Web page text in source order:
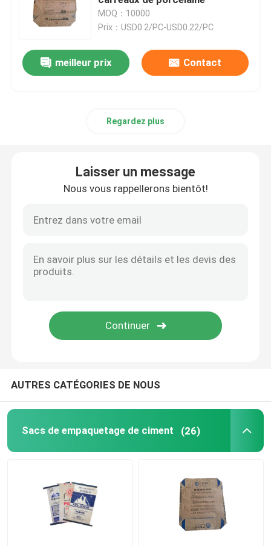
Sacs en papier de Multiwall
Sacs enormes de ciment
Sacs de empaquetage d'alimentation des animaux
Sac de emballage d'engrais
BOPP a stratifié les sacs tissés par pp
Sacs de soupapes en PE
EVA sac à fondue basse
MOQ：10000
Prix：USD0.2/PC-USD0.22/PC
meilleur prix Contact
Regardez plus
Laisser un message
Nous vous rappellerons bientôt!
AUTRES CATÉGORIES DE NOUS
Sacs de empaquetage de ciment (26)